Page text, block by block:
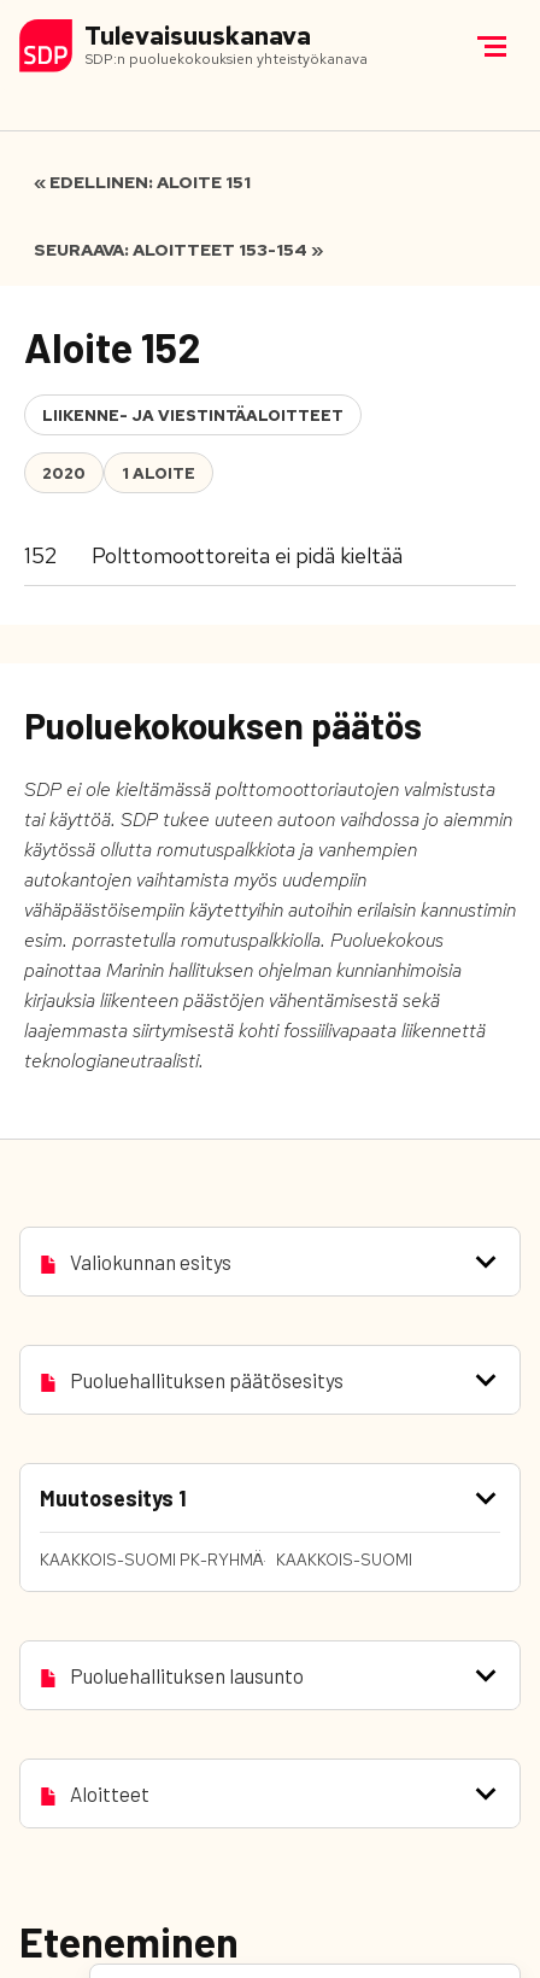
Tulevaisuuskanava
SDP:n puoluekokouksien yhteistyökanava
« EDELLINEN: ALOITE 151
SEURAAVA: ALOITTEET 153-154 »
Aloite 152
LIIKENNE- JA VIESTINTÄALOITTEET
2020 1 ALOITE
152 Polttomoottoreita ei pidä kieltää
Puoluekokouksen päätös
SDP ei ole kieltämässä polttomoottoriautojen valmistusta
tai käyttöä. SDP tukee uuteen autoon vaihdossa jo aiemmin
käytössä ollutta romutuspalkkiota ja vanhempien
autokantojen vaihtamista myös uudempiin
vähäpäästöisempiin käytettyihin autoihin erilaisin kannustimin
esim. porrastetulla romutuspalkkiolla. Puoluekokous
painottaa Marinin hallituksen ohjelman kunnianhimoisia
kirjauksia liikenteen päästöjen vähentämisestä sekä
laajemmasta siirtymisestä kohti fossiilivapaata liikennettä
teknologianeutraalisti.
Valiokunnan esitys
Puoluehallituksen päätösesitys
Muutosesitys 1
KAAKKOIS-SUOMI PK-RYHMÄ KAAKKOIS-SUOMI
Puoluehallituksen lausunto
Aloitteet
Eteneminen